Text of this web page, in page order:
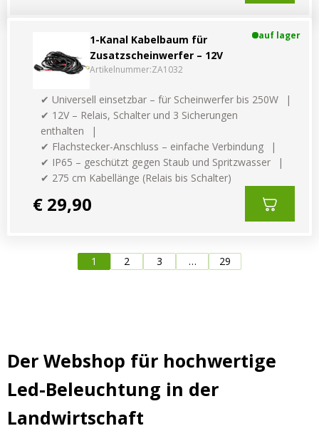
1-Kanal Kabelbaum für
Zusatzscheinwerfer – 12V
Artikelnummer:ZA1032
auf lager
✔ Universell einsetzbar – für Scheinwerfer bis 250W
✔ 12V – Relais, Schalter und 3 Sicherungen
enthalten
✔ Flachstecker-Anschluss – einfache Verbindung
✔ IP65 – geschützt gegen Staub und Spritzwasser
✔ 275 cm Kabellänge (Relais bis Schalter)
€ 29,90
1 2 3 … 29
Der Webshop für hochwertige
Led-Beleuchtung in der
Landwirtschaft